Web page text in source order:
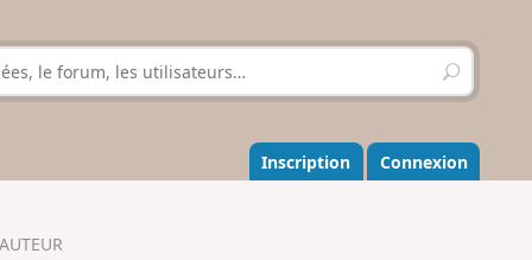
R
e
h
e
r
Inscription Connexion
AUTEUR